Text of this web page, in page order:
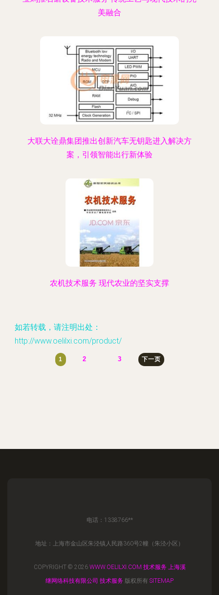
美融合
大联大诠鼎集团推出创新汽车无钥匙进入解决方
案，引领智能出行新体验
农机技术服务 现代农业的坚实支撑
如若转载，请注明出处：
http://www.oelilxi.com/product/
1 2 3 下一页
电话：1338766**
地址：上海市金山区朱泾镇人民路360号2幢（朱泾小区）
COPYRIGHT © 2026 WWW.OELILXI.COM 技术服务 上海溪
继网络科技有限公司 技术服务 版权所有 SITEMAP